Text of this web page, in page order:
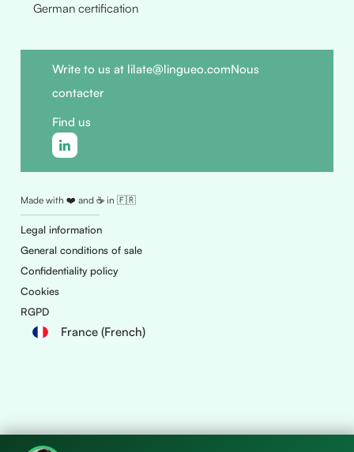
German certification
Write to us at lilate@lingueo.comNous
contacter
Find us
Made with ❤️ and ☕ in 🇫🇷
Legal information
General conditions of sale
Confidentiality policy
Cookies
RGPD
France (French)